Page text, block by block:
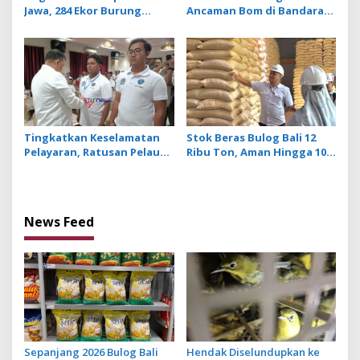
Jawa, 284 Ekor Burung
Dilepasliarkan Cegah
Ancaman Penyakit
Ancaman Bom di Bandara
Benar, Operasional
Penerbangan Lancar
Tingkatkan Keselamatan
Pelayaran, Ratusan Pelaut
Stok Beras Bulog Bali 12
Ribu Ton, Aman Hingga 10
News Feed
Sepanjang 2026 Bulog Bali
Hendak Diselundupkan ke